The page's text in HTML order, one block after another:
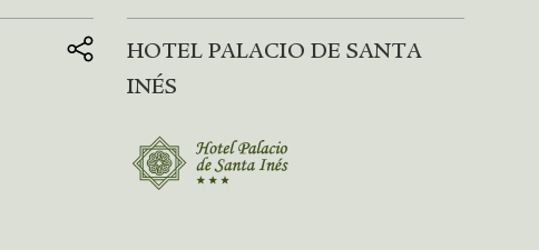
HOTEL PALACIO DE SANTA
INÉS